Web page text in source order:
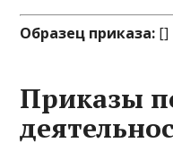
Образец приказа: []
Приказы